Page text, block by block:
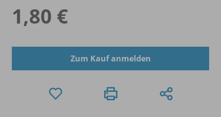
1,80 €
Zum Kauf anmelden